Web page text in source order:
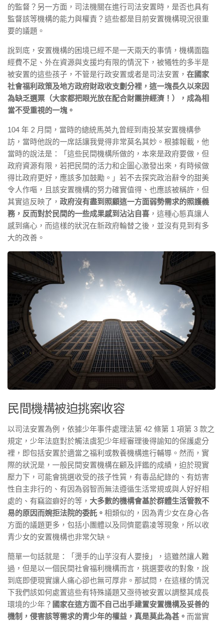
的監督？另一方面，司法機關在進行司法安置時，是否也具有
監督該等機構的能力與權責？這些都是目前安置機構現況很重
要的議題。
說到底，安置機構的困境已經不是一天兩天的事情，機構面臨
經費不足、外在資源與支援均有限的情況下，被犧牲的多半是
被安置的這些孩子，不管是行政安置或者是司法安置， 在國家
社會福利政策及地方政府財政收支劃分裡，這一塊長久以來因
為缺乏選票（大家都把眼光放在配合財團拚經濟！），成為相
當不受重視的一塊。
104 年 2 月間，當時的總統馬英九曾經到南投某安置機構參
訪，當時他說的一席話讓我覺得非常莫名其妙。根據報載，他
當時的說法是：「這些民間機構所做的，本來是政府要做，但
政府資源有限，若把民間的活力和企圖心激發出來，有時候做
得比政府更好，應該多加鼓勵。」若不去探究政治辭令的甜美
令人作嘔，且該安置機構的努力確實值得、也應該被稱許，但
其實這反映了， 政府沒有盡到照顧這一方面弱勢需求的照護義
務，反而對於民間的一些成果感到沾沾自喜 ，這種心態真讓人
感到痛心，而這樣的狀況在新政府輪替之後，並沒有見到有多
大的改善。
民間機構被迫挑案收容
以司法安置為例，依據少年事件處理法第 42 條第 1 項第 3 款之
規定，少年法庭對於觸法虞犯少年經審理後得諭知的保護處分
裡，即包括安置於適當之福利或教養機構進行輔導。然而，實
際的狀況是，一般民間安置機構在顧及評鑑的成績，迫於現實
壓力下，可能會挑選收受的孩子性質，有毒品紀錄的、有妨害
性自主非行的、有因為弱智而無法遵循生活常規或與人好好相
處的、有竊盜癖好的等， 大多數的機構會基於群體生活管教不
易的原因而婉拒法院的委託。 相類似的，因為青少女在身心各
方面的議題更多，包括小團體以及同儕罷霸凌等現象，所以收
青少女的安置機構也非常欠缺。
簡單一句話就是：「燙手的山芋沒有人要接」，這雖然讓人難
過，但是以一個民間社會福利機構而言，挑選要收的對象，說
到底即便現實讓人痛心卻也無可厚非。那試問，在這樣的情況
下我們該如何處置這些有特殊議題又亟待被安置以調整其成長
環境的少年？ 國家在這方面不自己出手建置安置機構及妥善的
機制，侵害該等需求的青少年的權益，真是莫此為甚。 而當實